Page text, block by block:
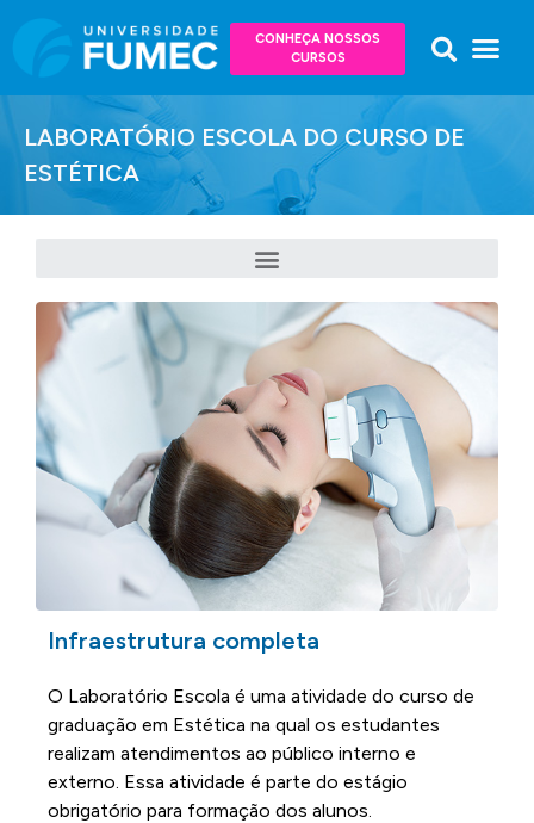
CONHEÇA NOSSOS
CURSOS
LABORATÓRIO ESCOLA DO CURSO DE
ESTÉTICA
Infraestrutura completa
O Laboratório Escola é uma atividade do curso de
graduação em Estética na qual os estudantes
realizam atendimentos ao público interno e
externo. Essa atividade é parte do estágio
obrigatório para formação dos alunos.